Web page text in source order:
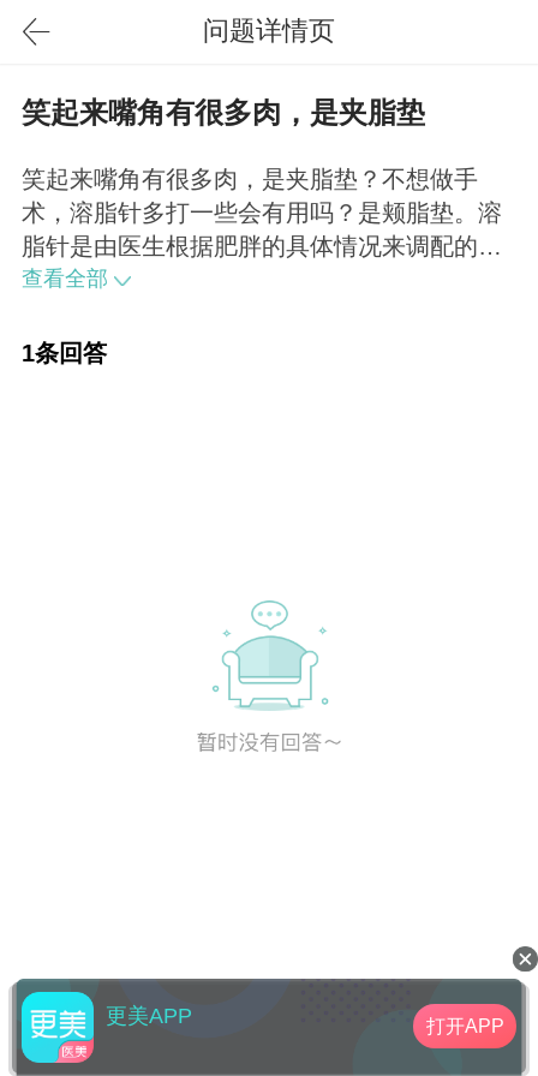
问题详情页
笑起来嘴角有很多肉，是夹脂垫
笑起来嘴角有很多肉，是夹脂垫？不想做手
术，溶脂针多打一些会有用吗？是颊脂垫。溶
脂针是由医生根据肥胖的具体情况来调配的，
因此剂量是科学配比，并不能过量。
查看全部
1条回答
更美APP 打开APP